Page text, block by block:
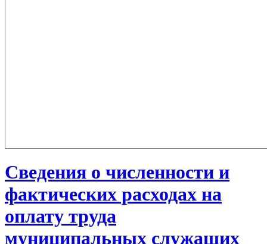
Сведения о численности и
фактических расходах на
оплату труда
муниципальных служащих